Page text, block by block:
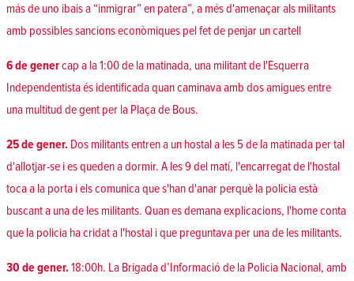
más de uno ibais a “inmigrar” en patera”, a més d'amenaçar als militants
amb possibles sancions econòmiques pel fet de penjar un cartell
6 de genercap a la 1:00 de la matinada, una militant de l'Esquerra
Independentista és identificada quan caminava amb dos amigues entre
una multitud de gent per la Plaça de Bous.
25 de gener. Dos militants entren a un hostal a les 5 de la matinada per tal
d'allotjar-se i es queden a dormir. A les 9 del matí, l'encarregat de l'hostal
toca a la porta i els comunica que s'han d'anar perquè la policia està
buscant a una de les militants. Quan es demana explicacions, l'home conta
que la policia ha cridat a l'hostal i que preguntava per una de les militants.
30 de gener.18:00h. La Brigada d’Informació de la Policia Nacional, amb